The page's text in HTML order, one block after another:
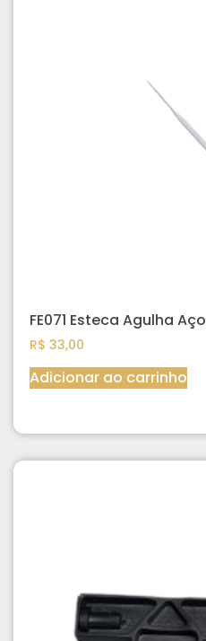
FE071 Esteca Agulha Aço
R$ 33,00
Adicionar ao carrinho